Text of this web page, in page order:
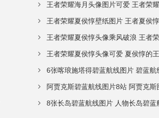
王者荣耀海月头像图片可爱 王者荣
王者荣耀夏侯惇壁纸图片 王者夏侯
王者荣耀夏侯惇头像乘风破浪 王者
王者荣耀夏侯惇头像可爱 夏侯惇的
6张喀琅施塔得碧蓝航线图片 碧蓝航
阿贾克斯碧蓝航线图片8站 阿贾克斯
8张长岛碧蓝航线图片 人物长岛碧蓝